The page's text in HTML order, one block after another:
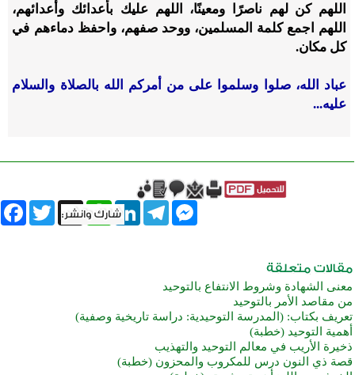
اللهم كن لهم ناصرًا ومعينًا، اللهم عليك بأعدائك وأعدائهم،
اللهم اجمع كلمة المسلمين، ووحد صفهم، واحفظ دماءهم في
كل مكان.
عباد الله، صلوا وسلموا على من أمركم الله بالصلاة والسلام
عليه...
Twitter X
WhatsAppLinkedInTelegram
Messenger
معنى الشهادة وشروط الانتفاع بالتوحيد
من مقاصد الأمر بالتوحيد
تعريف بكتاب: (المدرسة التوحيدية: دراسة تاريخية وصفية)
أهمية التوحيد (خطبة)
ذخيرة الأريب في معالم التوحيد والتهذيب
قصة ذي النون درس للمكروب والمحزون (خطبة)